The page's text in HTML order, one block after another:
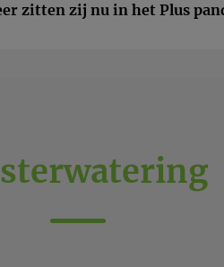
zitten zij nu in het Plus